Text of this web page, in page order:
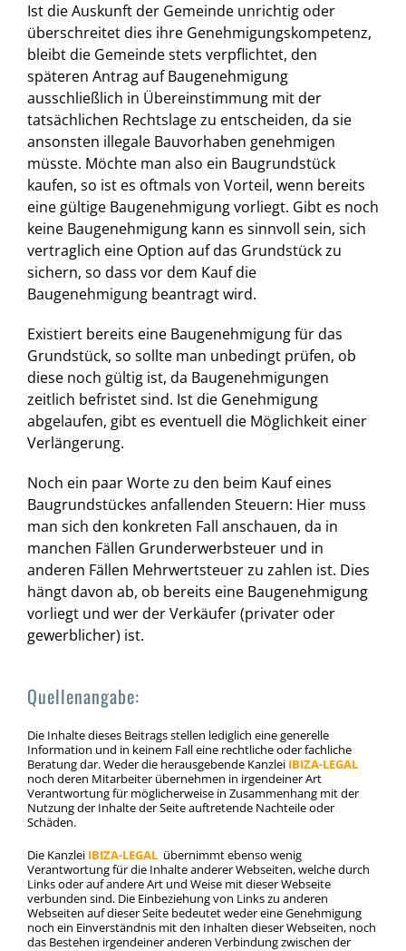
Ist die Auskunft der Gemeinde unrichtig oder
überschreitet dies ihre Genehmigungskompetenz,
bleibt die Gemeinde stets verpflichtet, den
späteren Antrag auf Baugenehmigung
ausschließlich in Übereinstimmung mit der
tatsächlichen Rechtslage zu entscheiden, da sie
ansonsten illegale Bauvorhaben genehmigen
müsste. Möchte man also ein Baugrundstück
kaufen, so ist es oftmals von Vorteil, wenn bereits
eine gültige Baugenehmigung vorliegt. Gibt es noch
keine Baugenehmigung kann es sinnvoll sein, sich
vertraglich eine Option auf das Grundstück zu
sichern, so dass vor dem Kauf die
Baugenehmigung beantragt wird.
Existiert bereits eine Baugenehmigung für das
Grundstück, so sollte man unbedingt prüfen, ob
diese noch gültig ist, da Baugenehmigungen
zeitlich befristet sind. Ist die Genehmigung
abgelaufen, gibt es eventuell die Möglichkeit einer
Verlängerung.
Noch ein paar Worte zu den beim Kauf eines
Baugrundstückes anfallenden Steuern: Hier muss
man sich den konkreten Fall anschauen, da in
manchen Fällen Grunderwerbsteuer und in
anderen Fällen Mehrwertsteuer zu zahlen ist. Dies
hängt davon ab, ob bereits eine Baugenehmigung
vorliegt und wer der Verkäufer (privater oder
gewerblicher) ist.
Quellenangabe:
Die Inhalte dieses Beitrags stellen lediglich eine generelle
Information und in keinem Fall eine rechtliche oder fachliche
Beratung dar. Weder die herausgebende Kanzlei IBIZA-LEGAL
noch deren Mitarbeiter übernehmen in irgendeiner Art
Verantwortung für möglicherweise in Zusammenhang mit der
Nutzung der Inhalte der Seite auftretende Nachteile oder
Schäden.
Die Kanzlei IBIZA-LEGAL übernimmt ebenso wenig
Verantwortung für die Inhalte anderer Webseiten, welche durch
Links oder auf andere Art und Weise mit dieser Webseite
verbunden sind. Die Einbeziehung von Links zu anderen
Webseiten auf dieser Seite bedeutet weder eine Genehmigung
noch ein Einverständnis mit den Inhalten dieser Webseiten, noch
das Bestehen irgendeiner anderen Verbindung zwischen der